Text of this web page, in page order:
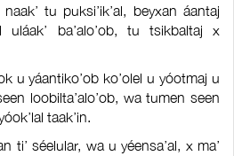
tu puksi’ik’al, beyxan áantaj
uláak’ ba’alo’ob, tu tsikbaltaj x
u yáantiko’ob ko’olel u yóotmaj u
loobilta’alo’ob, wa tumen seen
taak’in.
ti’ séelular, wa u yéensa’al, x ma’